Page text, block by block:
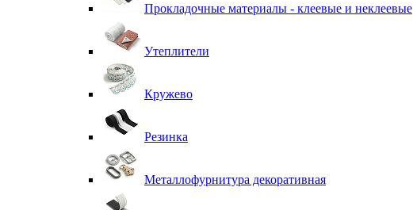
Прокладочные материалы - клеевые и неклеевые
Утеплители
Кружево
Резинка
Металлофурнитура декоративная